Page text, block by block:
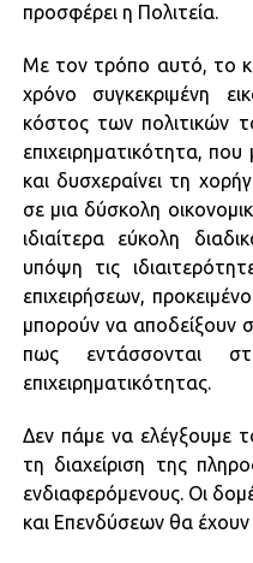
προσφέρει η Πολιτεία.
Με τον τρόπο αυτό, το
χρόνο συγκεκριμένη
κόστος των πολιτικών
επιχειρηματικότητα,
και δυσχεραίνει τη
σε μια δύσκολη
ιδιαίτερα εύκολη
υπόψη τις
επιχειρήσεων,
μπορούν να αποδείξουν
πως εντάσσονται
επιχειρηματικότητας.
Δεν πάμε να ελέγξουμε
τη διαχείριση της
ενδιαφερόμενους. Οι
και Επενδύσεων θα